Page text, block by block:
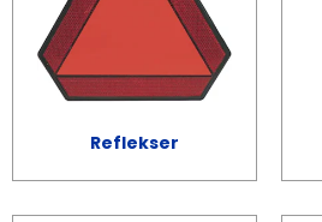
Reflekser